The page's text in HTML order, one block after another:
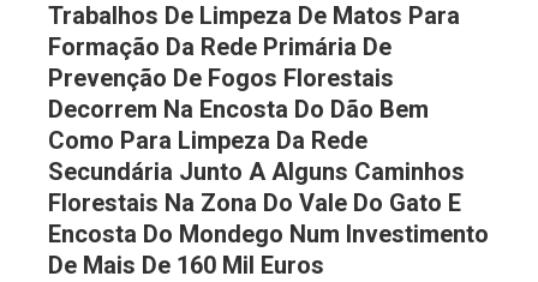
Trabalhos De Limpeza De Matos Para
Formação Da Rede Primária De
Prevenção De Fogos Florestais
Decorrem Na Encosta Do Dão Bem
Como Para Limpeza Da Rede
Secundária Junto A Alguns Caminhos
Florestais Na Zona Do Vale Do Gato E
Encosta Do Mondego Num Investimento
De Mais De 160 Mil Euros